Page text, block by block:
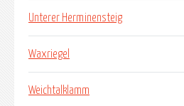
Unterer Herminensteig
Waxriegel
Weichtalklamm